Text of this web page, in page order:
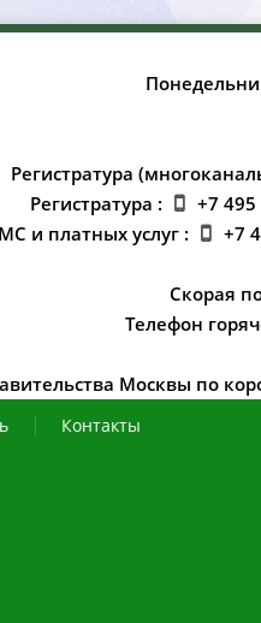
Регистратура
Регистратура :
+7 495
и платных услуг :
+7
Скорая
Телефон
Москвы по
Контакты